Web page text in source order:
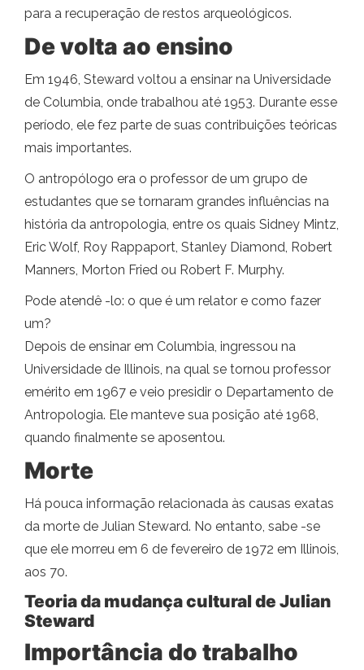
para a recuperação de restos arqueológicos.
De volta ao ensino
Em 1946, Steward voltou a ensinar na Universidade
de Columbia, onde trabalhou até 1953. Durante esse
período, ele fez parte de suas contribuições teóricas
mais importantes.
O antropólogo era o professor de um grupo de
estudantes que se tornaram grandes influências na
história da antropologia, entre os quais Sidney Mintz,
Eric Wolf, Roy Rappaport, Stanley Diamond, Robert
Manners, Morton Fried ou Robert F. Murphy.
Pode atendê -lo: o que é um relator e como fazer
um?
Depois de ensinar em Columbia, ingressou na
Universidade de Illinois, na qual se tornou professor
emérito em 1967 e veio presidir o Departamento de
Antropologia. Ele manteve sua posição até 1968,
quando finalmente se aposentou.
Morte
Há pouca informação relacionada às causas exatas
da morte de Julian Steward. No entanto, sabe -se
que ele morreu em 6 de fevereiro de 1972 em Illinois,
aos 70.
Teoria da mudança cultural de Julian
Steward
Importância do trabalho